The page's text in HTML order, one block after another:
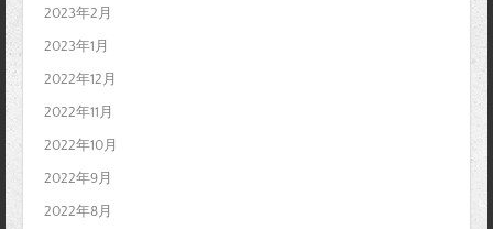
2023年2月
2023年1月
2022年12月
2022年11月
2022年10月
2022年9月
2022年8月